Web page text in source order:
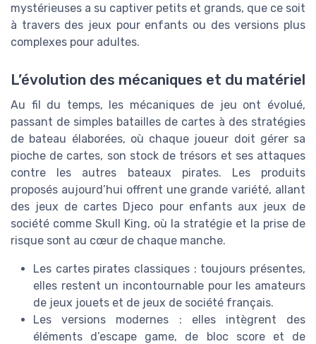
mystérieuses a su captiver petits et grands, que ce soit
à travers des jeux pour enfants ou des versions plus
complexes pour adultes.
L’évolution des mécaniques et du matériel
Au fil du temps, les mécaniques de jeu ont évolué,
passant de simples batailles de cartes à des stratégies
de bateau élaborées, où chaque joueur doit gérer sa
pioche de cartes, son stock de trésors et ses attaques
contre les autres bateaux pirates. Les produits
proposés aujourd’hui offrent une grande variété, allant
des jeux de cartes Djeco pour enfants aux jeux de
société comme Skull King, où la stratégie et la prise de
risque sont au cœur de chaque manche.
Les cartes pirates classiques : toujours présentes,
elles restent un incontournable pour les amateurs
de jeux jouets et de jeux de société français.
Les versions modernes : elles intègrent des
éléments d’escape game, de bloc score et de